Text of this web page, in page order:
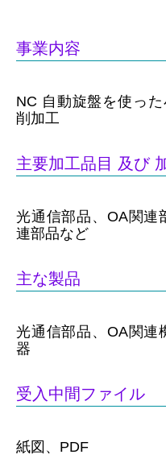
事業内容
NC 自動旋盤を使っ
削加工
主要加工品目 及び
光通信部品、OA関連
連部品など
主な製品
光通信部品、OA関連
器
受入中間ファイル
紙図、PDF